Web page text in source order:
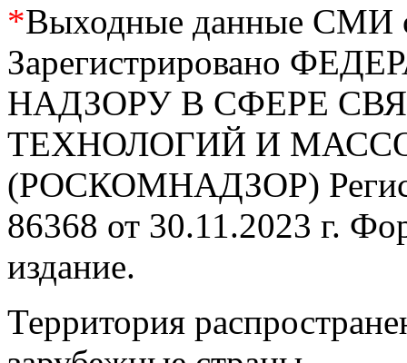
*Выходные данные СМИ
Зарегистрировано
НАДЗОРУ В СФЕРЕ
ТЕХНОЛОГИЙ И
(РОСКОМНАДЗОР)
86368 от 30.11.2023 г.
издание.
Территория